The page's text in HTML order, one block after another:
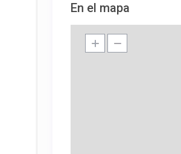
En el mapa